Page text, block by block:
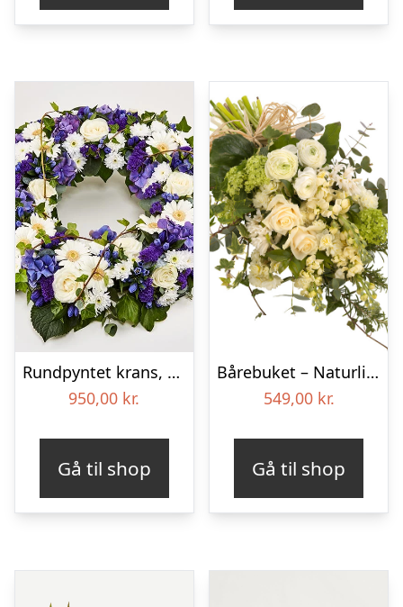
Rundpyntet krans, blå og hvid – Blomster til begravelse
950,00 kr.
Gå til shop
Bårebuket – Naturlig hvid
549,00 kr.
Gå til shop